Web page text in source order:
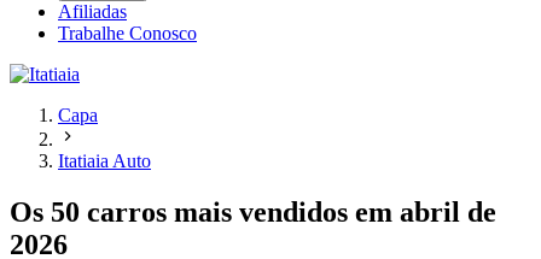
Afiliadas
Trabalhe Conosco
Capa
Itatiaia Auto
Os 50 carros mais vendidos em abril de
2026